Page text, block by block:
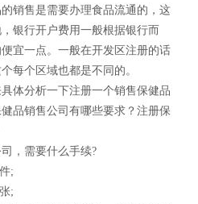
销售是需要办理食品流通的，这
银行开户费用一般根据银行而
宜一点。一般在开发区注册的话
每个区域也都是不同的。
分析一下注册一个销售保健品
品销售公司有哪些要求？注册保
，需要什么手续?
;
;